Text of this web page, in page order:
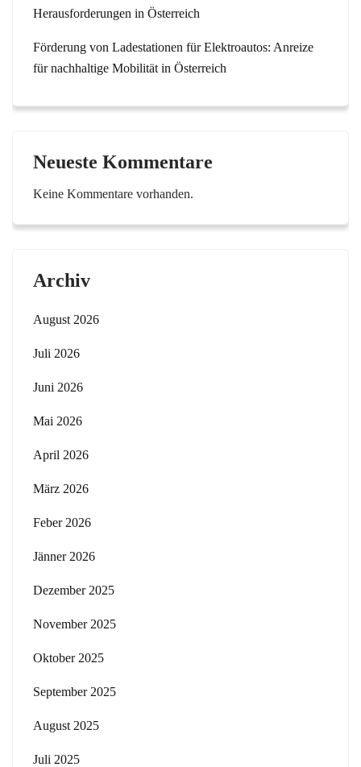
Herausforderungen in Österreich
Förderung von Ladestationen für Elektroautos: Anreize
für nachhaltige Mobilität in Österreich
Neueste Kommentare
Keine Kommentare vorhanden.
Archiv
August 2026
Juli 2026
Juni 2026
Mai 2026
April 2026
März 2026
Feber 2026
Jänner 2026
Dezember 2025
November 2025
Oktober 2025
September 2025
August 2025
Juli 2025